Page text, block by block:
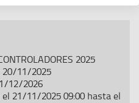
2025
20/11/2025
12/2026
21/11/2025 09:00 hasta el